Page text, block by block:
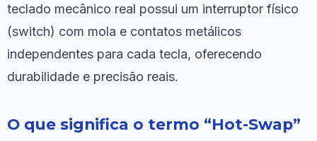
teclado mecânico real possui um interruptor físico
(switch) com mola e contatos metálicos
independentes para cada tecla, oferecendo
durabilidade e precisão reais.
O que significa o termo “Hot-Swap”